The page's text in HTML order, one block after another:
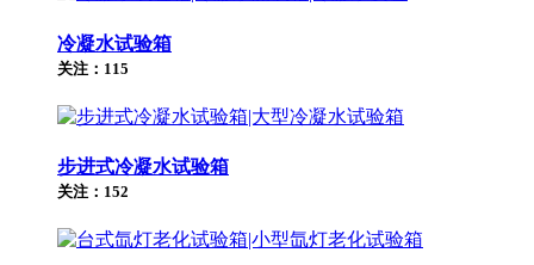
冷凝水试验箱
关注：115
步进式冷凝水试验箱
关注：152